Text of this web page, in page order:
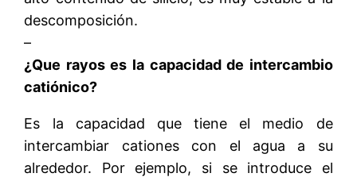
descomposición.
–
¿Que rayos es la capacidad de intercambio
catiónico?
Es la capacidad que tiene el medio de
intercambiar cationes con el agua a su
alrededor. Por ejemplo, si se introduce el